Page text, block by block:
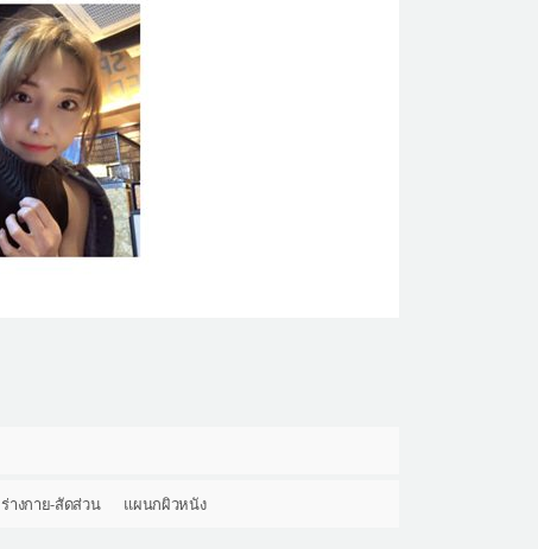
ร่างกาย-สัดส่วน แผนกผิวหนัง